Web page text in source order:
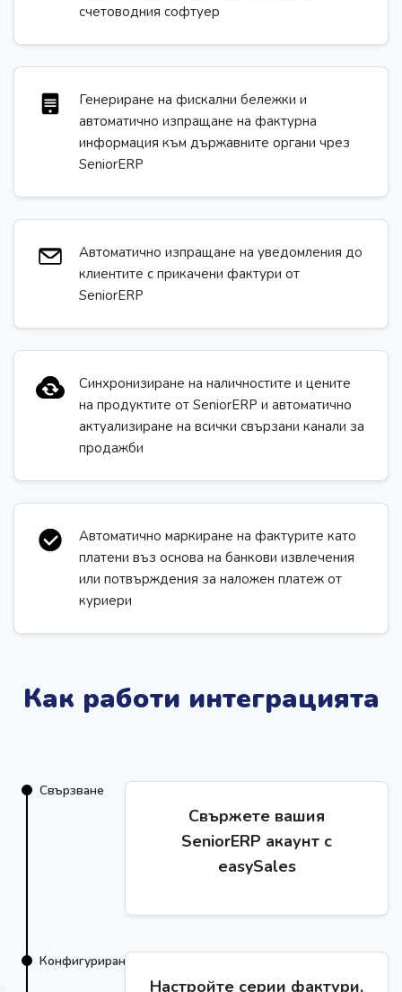
счетоводния софтуер
Генериране на фискални бележки и
автоматично изпращане на фактурна
информация към държавните органи чрез
SeniorERP
Автоматично изпращане на уведомления до
клиентите с прикачени фактури от
SeniorERP
Синхронизиране на наличностите и цените
на продуктите от SeniorERP и автоматично
актуализиране на всички свързани канали за
продажби
Автоматично маркиране на фактурите като
платени въз основа на банкови извлечения
или потвърждения за наложен платеж от
куриери
Как работи интеграцията
Свързване
Свържете вашия
SeniorERP акаунт с
easySales
Конфигуриране
Настройте серии фактури,